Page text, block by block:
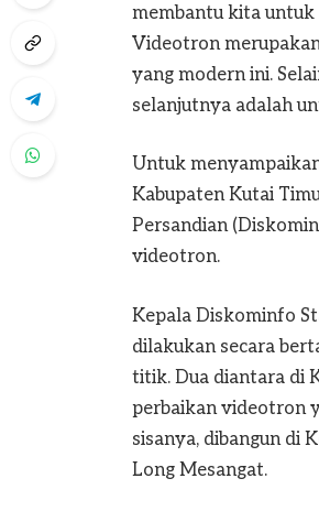
membantu kita untuk
Videotron
yang modern ini.
selanjutnya adalah
Untuk
Kabupaten Kutai
Persandian
videotron.
Kepala Diskominfo
dilakukan secara
titik. Dua diantara di
perbaikan videotron
sisanya, dibangun di
Long Mesangat.